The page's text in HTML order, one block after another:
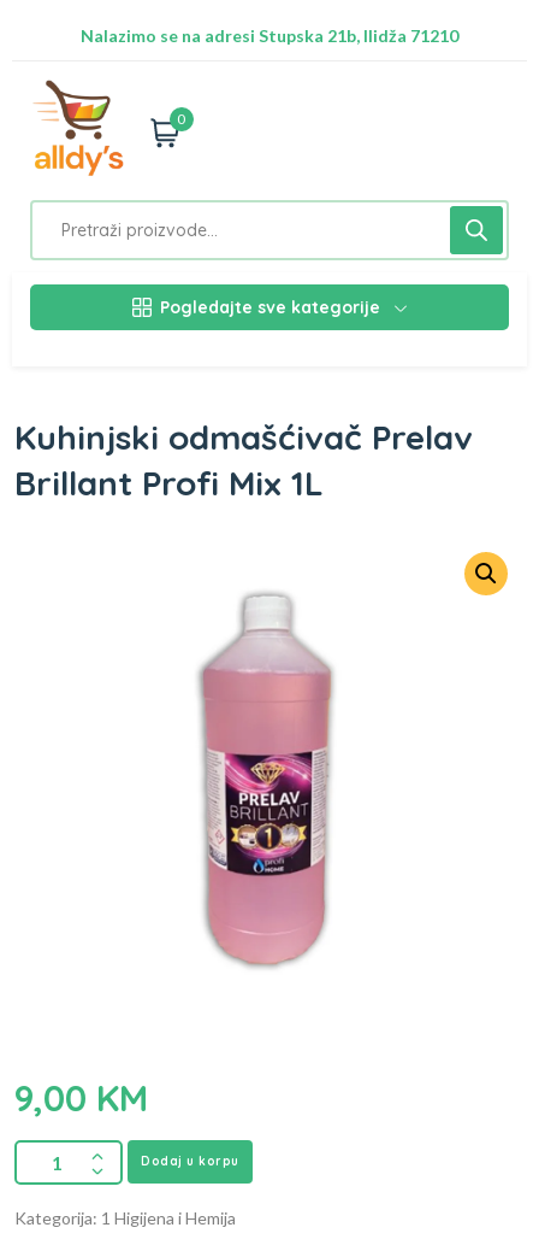
Nalazimo se na adresi Stupska 21b, Ilidža 71210
0
Pogledajte sve kategorije
Kuhinjski odmašćivač Prelav
Brillant Profi Mix 1L
9,00 KM
Dodaj u korpu
Kategorija: 1 Higijena i Hemija